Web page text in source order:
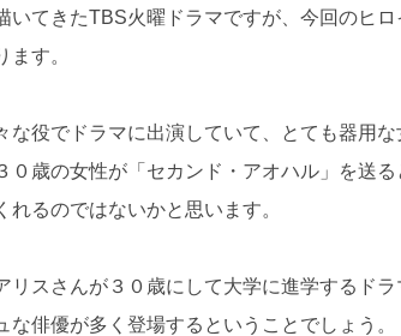
いてきたTBS火曜ドラマですが、今回のヒ
ます。
な役でドラマに出演していて、とても器用
０歳の女性が「セカンド・アオハル」を送
るのではないかと思います。
リスさんが３０歳にして大学に進学するド
な俳優が多く登場するということでしょう。